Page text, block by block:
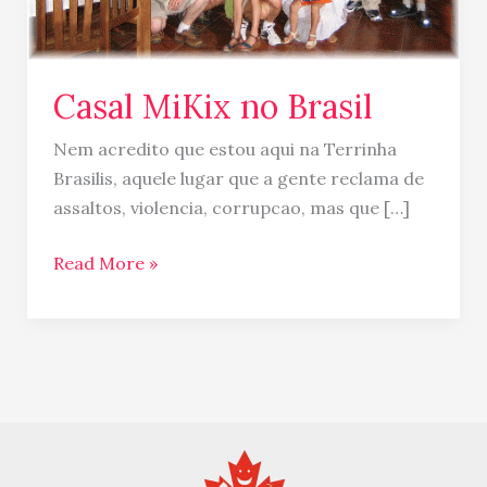
Casal MiKix no Brasil
Nem acredito que estou aqui na Terrinha
Brasilis, aquele lugar que a gente reclama de
assaltos, violencia, corrupcao, mas que […]
Read More »